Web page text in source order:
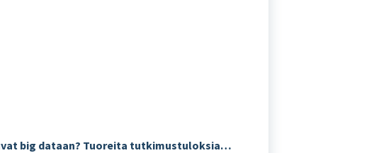
big dataan? Tuoreita tutkimustuloksia…